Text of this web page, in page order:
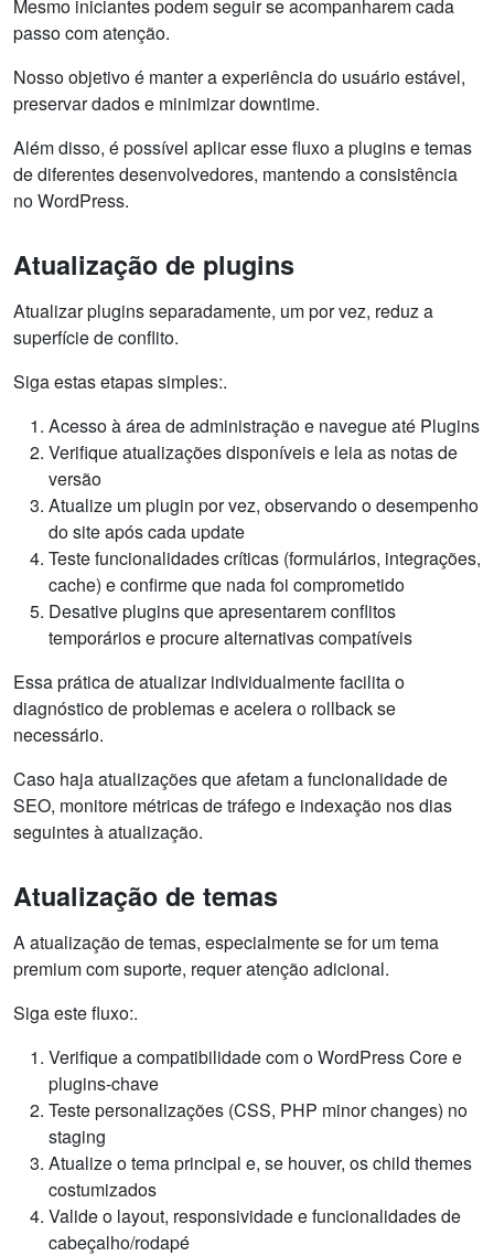
Mesmo iniciantes podem seguir se acompanharem cada
passo com atenção.
Nosso objetivo é manter a experiência do usuário estável,
preservar dados e minimizar downtime.
Além disso, é possível aplicar esse fluxo a plugins e temas
de diferentes desenvolvedores, mantendo a consistência
no WordPress.
Atualização de plugins
Atualizar plugins separadamente, um por vez, reduz a
superfície de conflito.
Siga estas etapas simples:.
Acesso à área de administração e navegue até Plugins
Verifique atualizações disponíveis e leia as notas de
versão
Atualize um plugin por vez, observando o desempenho
do site após cada update
Teste funcionalidades críticas (formulários, integrações,
cache) e confirme que nada foi comprometido
Desative plugins que apresentarem conflitos
temporários e procure alternativas compatíveis
Essa prática de atualizar individualmente facilita o
diagnóstico de problemas e acelera o rollback se
necessário.
Caso haja atualizações que afetam a funcionalidade de
SEO, monitore métricas de tráfego e indexação nos dias
seguintes à atualização.
Atualização de temas
A atualização de temas, especialmente se for um tema
premium com suporte, requer atenção adicional.
Siga este fluxo:.
Verifique a compatibilidade com o WordPress Core e
plugins-chave
Teste personalizações (CSS, PHP minor changes) no
staging
Atualize o tema principal e, se houver, os child themes
costumizados
Valide o layout, responsividade e funcionalidades de
cabeçalho/rodapé